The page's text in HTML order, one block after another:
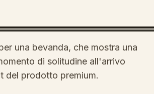
una bevanda, che mostra una
di solitudine all'arrivo
del prodotto premium.